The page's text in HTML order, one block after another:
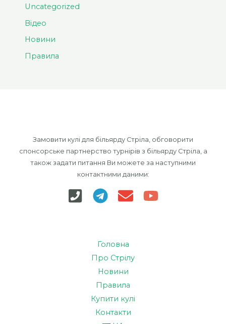
Uncategorized
Відео
Новини
Правила
Замовити кулі для більярду Стріла, обговорити
спонсорське партнерство турнірів з більярду Стріла, а
також задати питання Ви можете за наступними
контактними даними:
Головна
Про Стрілу
Новини
Правила
Купити кулі
Контакти